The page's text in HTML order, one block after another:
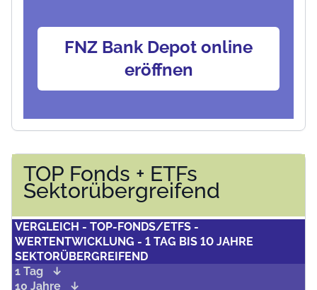
TOP Fonds + ETFs
Sektorübergreifend
VERGLEICH - TOP-FONDS/ETFS -
WERTENTWICKLUNG - 1 TAG BIS 10 JAHRE
SEKTORÜBERGREIFEND
1 Tag
10 Jahre
FNZ Bank Depot online
eröffnen